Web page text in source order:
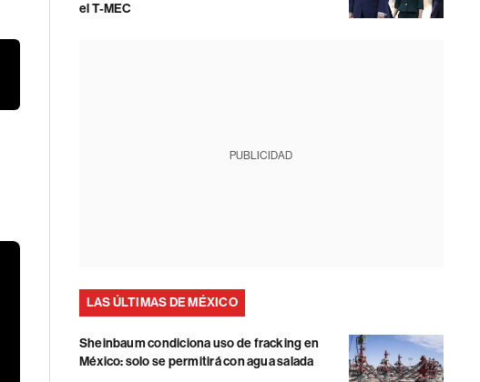
el T-MEC
PUBLICIDAD
LAS ÚLTIMAS DE MÉXICO
Sheinbaum condiciona uso de fracking en
México: solo se permitirá con agua salada